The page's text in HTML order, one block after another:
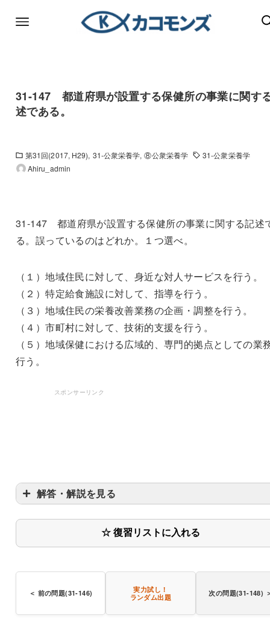
31-147 都道府県が設置する保健所の事業に関す
述である。
第31回(2017, H29) 31-公衆栄養学 ⑧公衆栄養学
31-公衆栄養学
Ahiru_admin
31-147 都道府県が設置する保健所の事業に関する記述
る。誤っているのはどれか。１つ選べ。
（１）地域住民に対して、身近な対人サービスを行う。
（２）特定給食施設に対して、指導を行う。
（３）地域住民の栄養改善業務の企画・調整を行う。
（４）市町村に対して、技術的支援を行う。
（５）地域保健における広域的、専門的拠点としての業
行う。
スポンサーリンク
解答・解説を見る
☆ 復習リストに入れる
＜ 前の問題(31-146)
実力試し！
ランダム出題
次の問題(31-148)